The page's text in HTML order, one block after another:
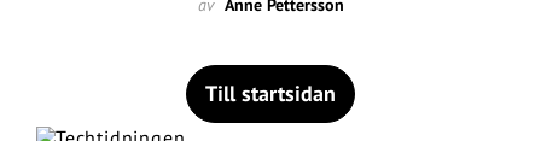
av Anne Pettersson
Till startsidan